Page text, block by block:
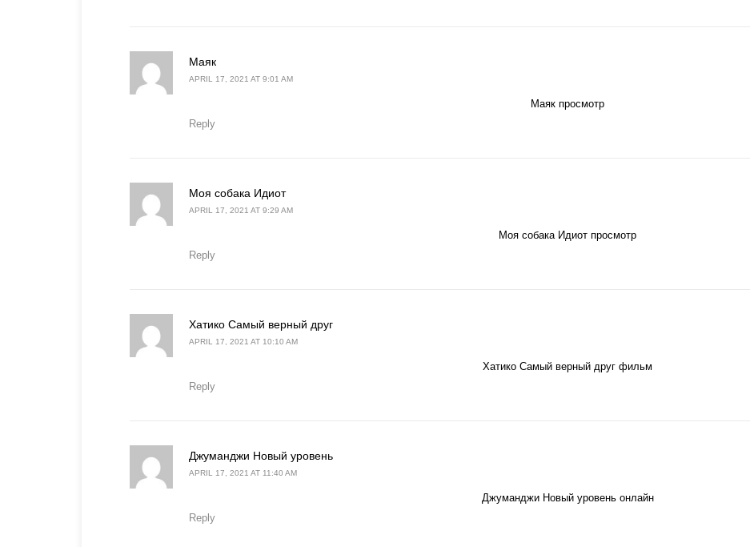
Маяк
APRIL 17, 2021 AT 9:01 AM
Маяк просмотр
Reply
Моя собака Идиотsays:
APRIL 17, 2021 AT 9:29 AM
Моя собака Идиот просмотр
Reply
Хатико Самый верный друг
APRIL 17, 2021 AT 10:10 AM
Хатико Самый верный друг фильм
Reply
Джуманджи Новый уровень
APRIL 17, 2021 AT 11:40 AM
Джуманджи Новый уровень онлайн
Reply